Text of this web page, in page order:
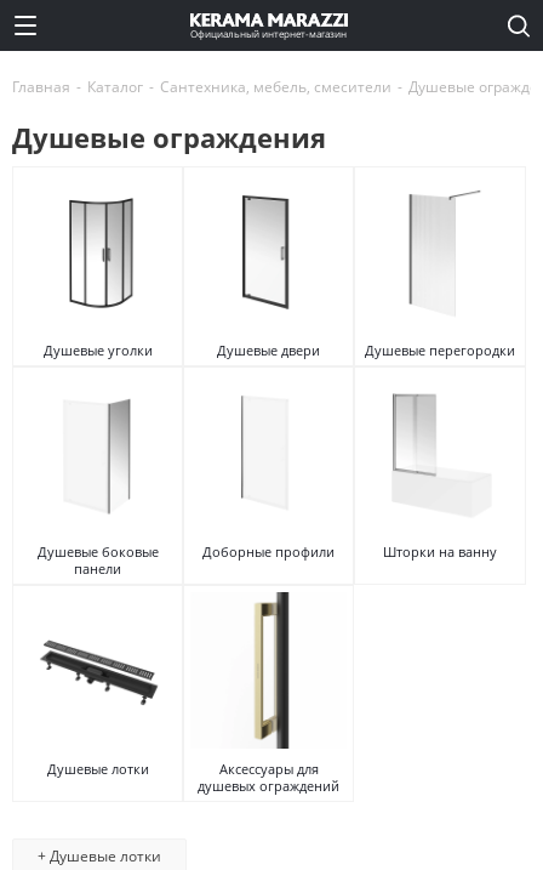
Официальный интернет-магазин
Главная - Каталог - Сантехника, мебель, смесители - Душевые
Душевые ограждения
Душевые уголки Душевые двери Душевые перегородки
Душевые боковые
панели
Доборные профили Шторки на ванну
Душевые лотки
Аксессуары для
душевых ограждений
+ Душевые лотки